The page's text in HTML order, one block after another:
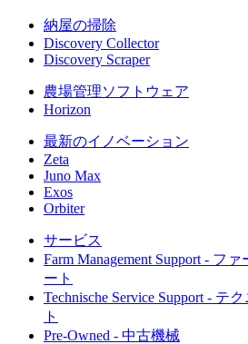
納屋の掃除
Discovery Collector
Discovery Scraper
農場管理ソフトウェア
Horizon
最新のイノベーション
Zeta
Juno Max
Exos
Orbiter
サービス
Farm Management Support - フ
ート
Technische Service Support - テ
ト
Pre-Owned - 中古機械